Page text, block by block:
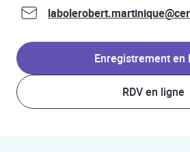
Enregistrement en
RDV en ligne